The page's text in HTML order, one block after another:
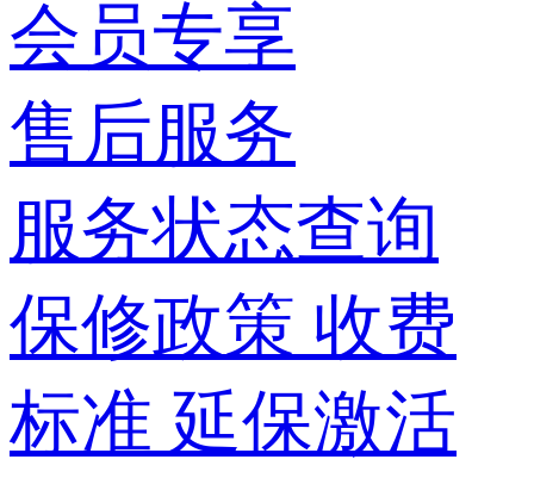
会员专享
售后服务
服务状态查询
保修政策 收费
标准 延保激活